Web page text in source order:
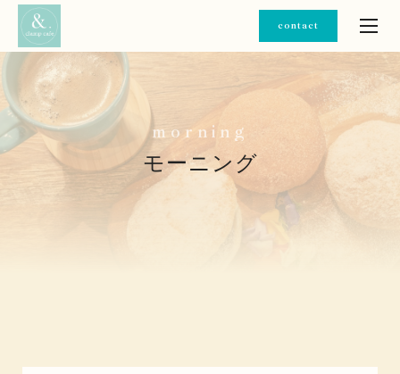
contact
モーニング
m o r n i n g